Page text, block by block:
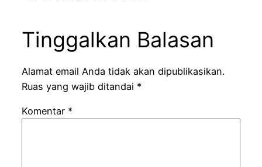
Tinggalkan Balasan
Alamat email Anda tidak akan dipublikasikan.
Ruas yang wajib ditandai *
Komentar *